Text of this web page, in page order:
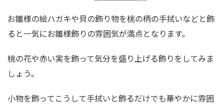
お雛様の絵ハガキや貝の飾り物を桃の柄の手拭いなどと飾
ると一気にお雛様飾りの雰囲気が満点となります。
桃の花や赤い実を飾って気分を盛り上げる飾りをしてみま
しょう。
小物を飾ってこうして手拭いと飾るだけでも華やかに雰囲